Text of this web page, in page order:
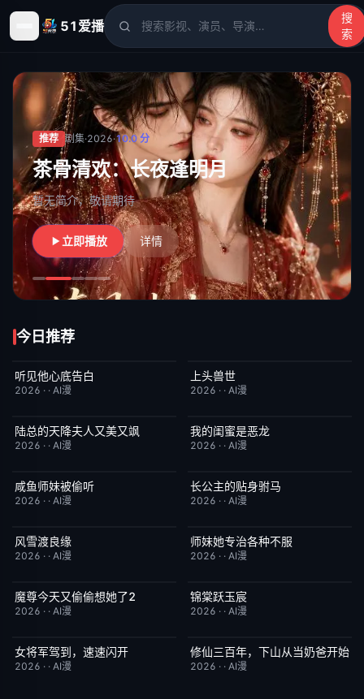
51爱播
搜
索
51爱播 - 电影、电视剧、动漫、综艺、短剧高清在线观看
推荐 剧集·2026·10.0 分
茶骨清欢：长夜逢明月
暂无简介，敬请期待
立即播放 详情
今日推荐
完结
听见他心底告白
2026 · · AI漫
完结
上头兽世
2026 · · AI漫
完结
陆总的天降夫人又美又飒
2026 · · AI漫
完结
我的闺蜜是恶龙
2026 · · AI漫
完结
咸鱼师妹被偷听
2026 · · AI漫
完结
长公主的贴身驸马
2026 · · AI漫
完结
风雪渡良缘
2026 · · AI漫
完结
师妹她专治各种不服
2026 · · AI漫
完结
魔尊今天又偷偷想她了2
2026 · · AI漫
完结
锦棠跃玉宸
2026 · · AI漫
完结
女将军驾到，速速闪开
2026 · · AI漫
完结 5.0
修仙三百年，下山从当奶爸开始
2026 · · AI漫